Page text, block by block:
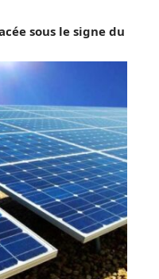
sous le signe du